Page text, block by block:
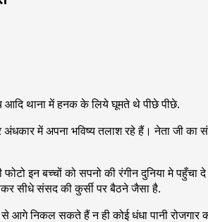
आदि थाना में हनक के लिये घूमते थे पीछे पीछे.
में अपना भविष्य तलाश रहे हैं। नेता जी का
इन बच्चों को सपनो की रंगीन दुनिया मे
सीधे संसद की कुर्सी पर बैठने जैसा है.
आगे निकल सकते हैं न ही कोई धंधा पानी